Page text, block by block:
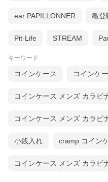
ear PAPILLONNER 亀登
Pit-Life STREAM
キーワード
コインケース コインケ
コインケース メンズ カラビ
コインケース メンズ カラビ
小銭入れ cramp コイン
コインケース メンズ カラビ